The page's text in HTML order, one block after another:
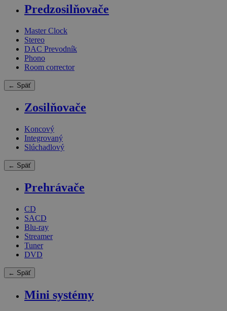
Predzosilňovače
Master Clock
Stereo
DAC Prevodník
Phono
Room corrector
← Späť
Zosilňovače
Koncový
Integrovaný
Slúchadlový
← Späť
Prehrávače
CD
SACD
Blu-ray
Streamer
Tuner
DVD
← Späť
Mini systémy